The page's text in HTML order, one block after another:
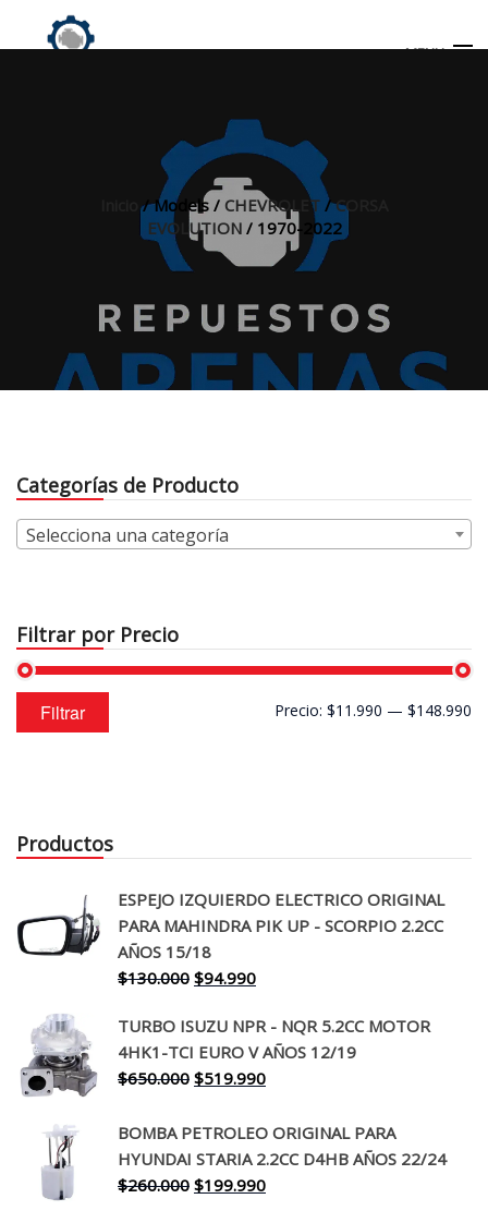
MENU
MI CUENTA
/ Models / CHEVROLET /CORSA
EVOLUTION/ 1970-2022
Categorías de Producto
Selecciona una categoría
Filtrar por Precio
Precio
mínimo
Precio
máximo
Filtrar Precio: $11.990 — $148.990
Productos
ESPEJO IZQUIERDO ELECTRICO ORIGINAL
PARA MAHINDRA PIK UP - SCORPIO 2.2CC
AÑOS 15/18
$130.000 El
original
era:
$130.000.
$94.990El
actual
es:
$94.990.
TURBO ISUZU NPR - NQR 5.2CC MOTOR
4HK1-TCI EURO V AÑOS 12/19
$650.000 El
original
era:
$650.000.
$519.990El
actual
es:
$519.990.
BOMBA PETROLEO ORIGINAL PARA
HYUNDAI STARIA 2.2CC D4HB AÑOS 22/24
$260.000 El
$199.990El